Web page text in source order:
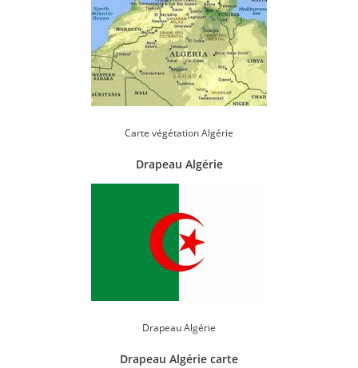
Carte végétation Algérie
Drapeau Algérie
Drapeau Algérie
Drapeau Algérie carte